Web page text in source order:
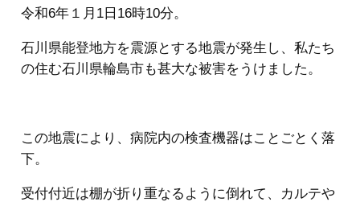
令和6年１月1日16時10分。
石川県能登地方を震源とする地震が発生し、私たち
の住む石川県輪島市も甚大な被害をうけました。
この地震により、病院内の検査機器はことごとく落
下。
受付付近は棚が折り重なるように倒れて、カルテや